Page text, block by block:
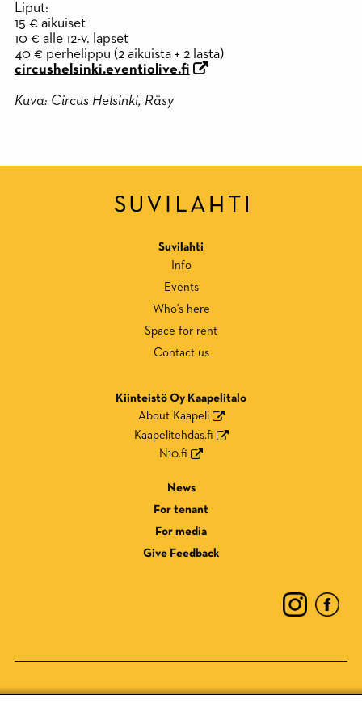
Liput:
15 € aikuiset
10 € alle 12-v. lapset
40 € perhelippu (2 aikuista + 2 lasta)
circushelsinki.eventiolive.fi
Kuva: Circus Helsinki, Räsy
Suvilahti
Info
Events
Who's here
Space for rent
Contact us
Kiinteistö Oy Kaapelitalo
About Kaapeli
Kaapelitehdas.fi
N10.fi
News
For tenant
For media
Give Feedback